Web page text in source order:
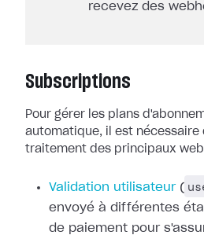
recevez des
Subscriptions
Pour gérer les plans
automatique, il est nécessaire
traitement des principaux
Validation utilisateur (
envoyé à différentes
de paiement pour